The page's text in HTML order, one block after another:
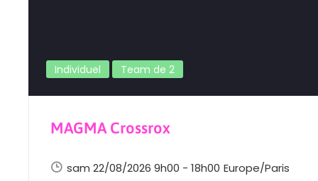
Individuel Team de 2
MAGMA Crossrox
sam 22/08/2026 9h00 - 18h00 Europe/Paris